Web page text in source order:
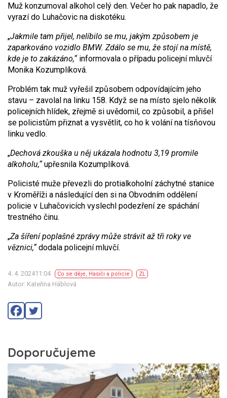
Muž konzumoval alkohol celý den. Večer ho pak napadlo, že
vyrazí do Luhačovic na diskotéku.
„Jakmile tam přijel, nelíbilo se mu, jakým způsobem je
zaparkováno vozidlo BMW. Zdálo se mu, že stojí na místě,
kde je to zakázáno,“informovala o případu policejní mluvčí
Monika Kozumplíková.
Problém tak muž vyřešil způsobem odpovídajícím jeho
stavu – zavolal na linku 158. Když se na místo sjelo několik
policejních hlídek, zřejmě si uvědomil, co způsobil, a přišel
se policistům přiznat a vysvětlit, co ho k volání na tísňovou
linku vedlo.
„Dechová zkouška u něj ukázala hodnotu 3,19 promile
alkoholu,“upřesnila Kozumplíková.
Policisté muže převezli do protialkoholní záchytné stanice
v Kroměříži a následující den si na Obvodním oddělení
policie v Luhačovicích vyslechl podezření ze spáchání
trestného činu.
„Za šíření poplašné zprávy může strávit až tři roky ve
věznici,“dodala policejní mluvčí.
4. 4. 202411:04 Co se děje, Hasiči a policie ZL
Autor: Kateřina Háblová